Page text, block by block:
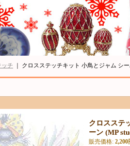
ッチ クロスステッチキット 小鳥とジャム シ
クロスステ
ーン (MP
販売価格: 2,200